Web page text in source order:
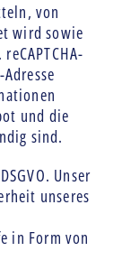
von
wird sowie
und die
sind.
Unser
unseres
in Form von